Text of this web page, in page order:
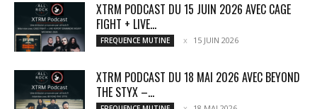
XTRM PODCAST DU 15 JUIN 2026 AVEC CAGE
FIGHT + LIVE...
FREQUENCE MUTINE 15 JUIN 2026
XTRM PODCAST DU 18 MAI 2026 AVEC BEYOND
THE STYX –...